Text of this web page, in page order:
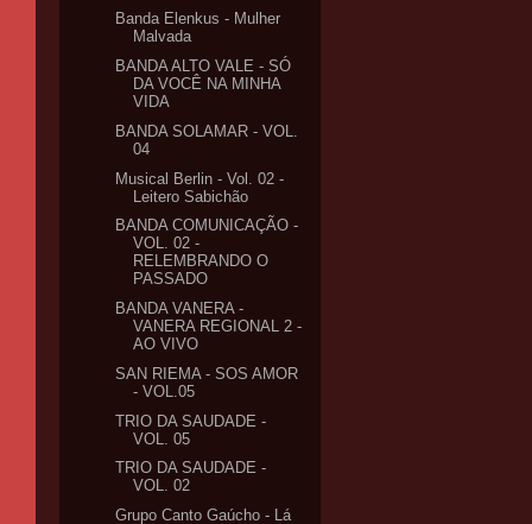
Banda Elenkus - Mulher
Malvada
BANDA ALTO VALE - SÓ
DA VOCÊ NA MINHA
VIDA
BANDA SOLAMAR - VOL.
04
Musical Berlin - Vol. 02 -
Leitero Sabichão
BANDA COMUNICAÇÃO -
VOL. 02 -
RELEMBRANDO O
PASSADO
BANDA VANERA -
VANERA REGIONAL 2 -
AO VIVO
SAN RIEMA - SOS AMOR
- VOL.05
TRIO DA SAUDADE -
VOL. 05
TRIO DA SAUDADE -
VOL. 02
Grupo Canto Gaúcho - Lá